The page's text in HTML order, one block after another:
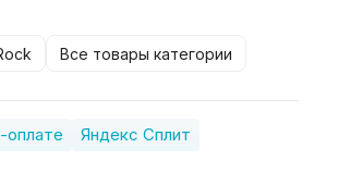
Все товары категории
оплате Яндекс Сплит